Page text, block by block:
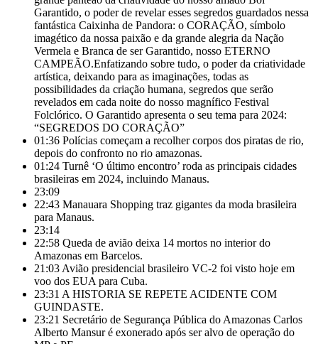
Garantido, o poder de revelar esses segredos guardados nessa
fantástica Caixinha de Pandora: o CORAÇÃO, símbolo
imagético da nossa paixão e da grande alegria da Nação
Vermela e Branca de ser Garantido, nosso ETERNO
CAMPEÃO.Enfatizando sobre tudo, o poder da criatividade
artística, deixando para as imaginações, todas as
possibilidades da criação humana, segredos que serão
revelados em cada noite do nosso magnífico Festival
Folclórico. O Garantido apresenta o seu tema para 2024:
“SEGREDOS DO CORAÇÃO”
01:36 Polícias começam a recolher corpos dos piratas de rio,
depois do confronto no rio amazonas.
01:24 Turnê ‘O último encontro’ roda as principais cidades
brasileiras em 2024, incluindo Manaus.
23:09
22:43 Manauara Shopping traz gigantes da moda brasileira
para Manaus.
23:14
22:58 Queda de avião deixa 14 mortos no interior do
Amazonas em Barcelos.
21:03 Avião presidencial brasileiro VC-2 foi visto hoje em
voo dos EUA para Cuba.
23:31 A HISTORIA SE REPETE ACIDENTE COM
GUINDASTE.
23:21 Secretário de Segurança Pública do Amazonas Carlos
Alberto Mansur é exonerado após ser alvo de operação do